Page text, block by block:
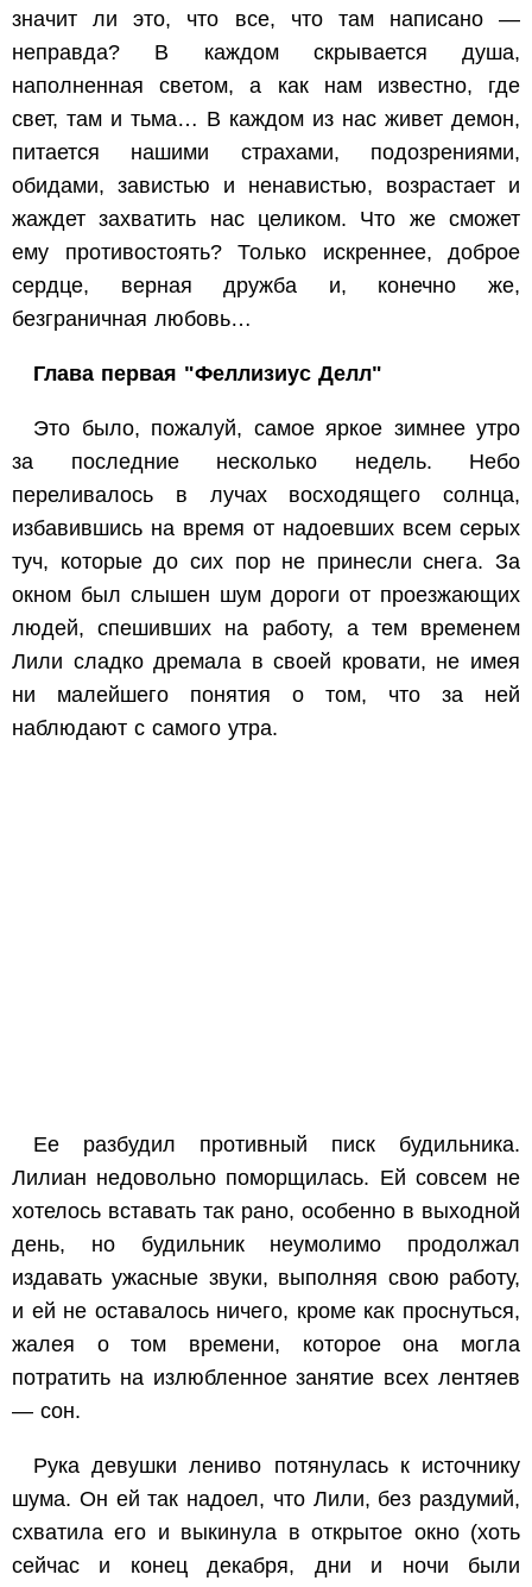
значит ли это, что все, что там написано —
неправда? В каждом скрывается душа,
наполненная светом, а как нам известно, где
свет, там и тьма… В каждом из нас живет демон,
питается нашими страхами, подозрениями,
обидами, завистью и ненавистью, возрастает и
жаждет захватить нас целиком. Что же сможет
ему противостоять? Только искреннее, доброе
сердце, верная дружба и, конечно же,
безграничная любовь…
Глава первая "Феллизиус Делл"
Это было, пожалуй, самое яркое зимнее утро
за последние несколько недель. Небо
переливалось в лучах восходящего солнца,
избавившись на время от надоевших всем серых
туч, которые до сих пор не принесли снега. За
окном был слышен шум дороги от проезжающих
людей, спешивших на работу, а тем временем
Лили сладко дремала в своей кровати, не имея
ни малейшего понятия о том, что за ней
наблюдают с самого утра.
Ее разбудил противный писк будильника.
Лилиан недовольно поморщилась. Ей совсем не
хотелось вставать так рано, особенно в выходной
день, но будильник неумолимо продолжал
издавать ужасные звуки, выполняя свою работу,
и ей не оставалось ничего, кроме как проснуться,
жалея о том времени, которое она могла
потратить на излюбленное занятие всех лентяев
— сон.
Рука девушки лениво потянулась к источнику
шума. Он ей так надоел, что Лили, без раздумий,
схватила его и выкинула в открытое окно (хоть
сейчас и конец декабря, дни и ночи были